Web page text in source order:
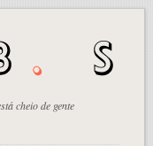
cheio de gente